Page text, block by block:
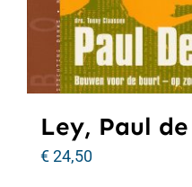
Ley, Paul de
€24,50